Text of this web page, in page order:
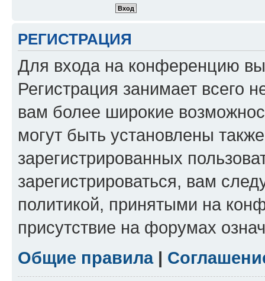
РЕГИСТРАЦИЯ
Для входа на конференцию
Регистрация занимает всего
вам более широкие
могут быть установлены
зарегистрированных
зарегистрироваться, вам
политикой, принятыми на
присутствие на форумах
Общие правила|